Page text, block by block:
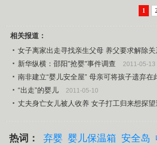
1
相关报道：
女子离家出走寻找亲生父母 养父要求解除关
新华纵横：邵阳"抢婴"事件调查 2011-05-13
南非建立“婴儿安全屋” 母亲可将孩子遗弃在
“出走”的婴儿 2011-05-10
丈夫身亡女儿被人收养 女子打工归来想探望
热词： 弃婴 婴儿保温箱 安全岛